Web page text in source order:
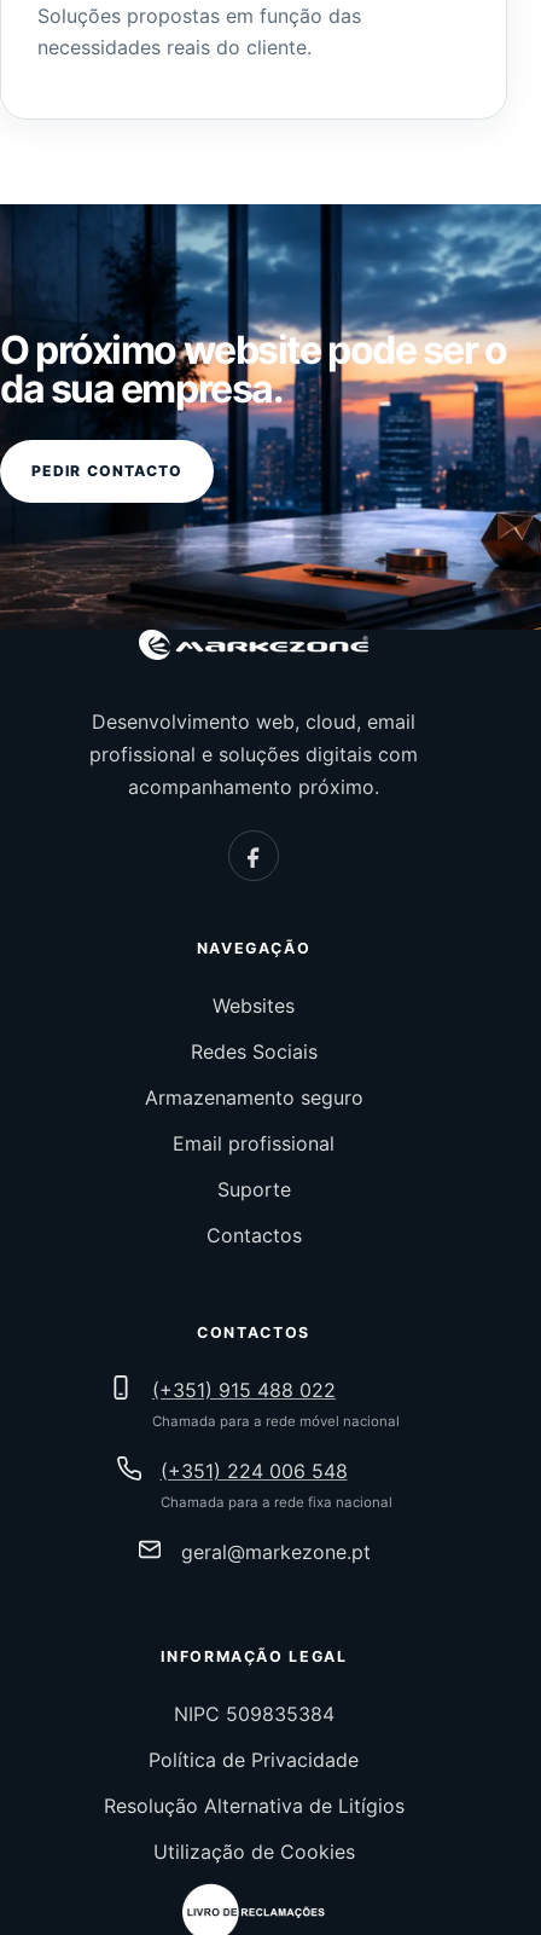
Soluções propostas em função das
necessidades reais do cliente.
O próximo website pode ser o
da sua empresa.
PEDIR CONTACTO
Desenvolvimento web, cloud, email
profissional e soluções digitais com
acompanhamento próximo.
NAVEGAÇÃO
Websites
Redes Sociais
Armazenamento seguro
Email profissional
Suporte
Contactos
CONTACTOS
(+351) 915 488 022
Chamada para a rede móvel nacional
(+351) 224 006 548
Chamada para a rede fixa nacional
geral@markezone.pt
INFORMAÇÃO LEGAL
NIPC 509835384
Política de Privacidade
Resolução Alternativa de Litígios
Utilização de Cookies